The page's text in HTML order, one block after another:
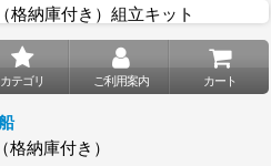
格納庫付き）組立キット
カテゴリ ご利用案内 カート
納庫付き）